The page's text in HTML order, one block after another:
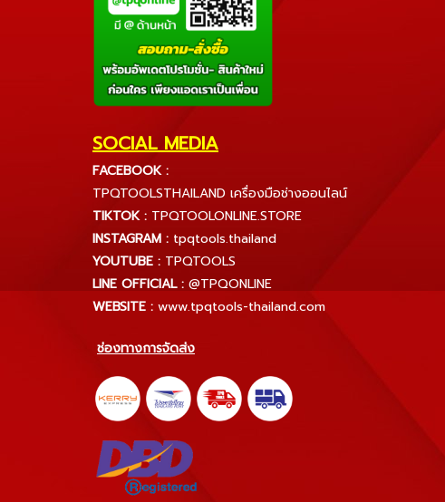
SOCIAL MEDIA
FACEBOOK :
TPQTOOLSTHAILAND เครื่องมือช่างออนไลน์
TIKTOK : TPQTOOLONLINE.STORE
INSTAGRAM : tpqtools.thailand
YOUTUBE : TPQTOOLS
LINE OFFICIAL : @TPQONLINE
WEBSITE : www.tpqtools-thailand.com
ช่องทางการจัดส่ง